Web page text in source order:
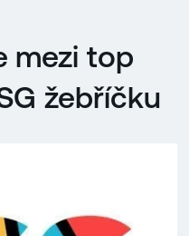
mezi top
žebříčku